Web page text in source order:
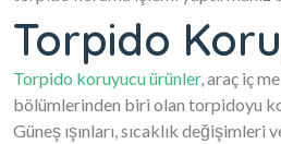
Torpido
Torpido koruyucu ürünler, araç iç
bölümlerinden biri olan torpidoyu
Güneş ışınları, sıcaklık değişimleri